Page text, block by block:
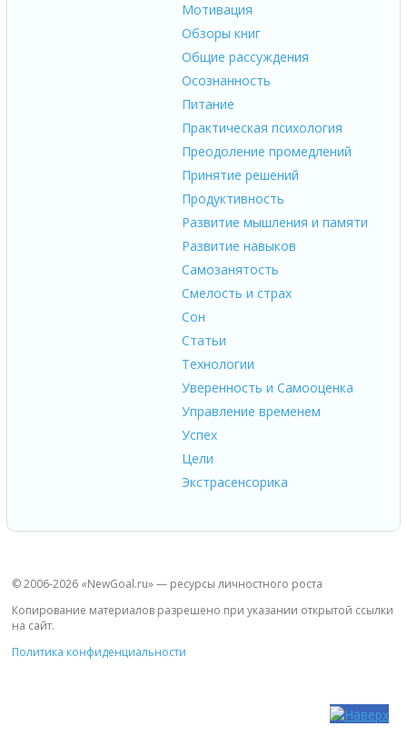
Мотивация
Обзоры книг
Общие рассуждения
Осознанность
Питание
Практическая психология
Преодоление промедлений
Принятие решений
Продуктивность
Развитие мышления и памяти
Развитие навыков
Самозанятость
Смелость и страх
Сон
Статьи
Технологии
Уверенность и Самооценка
Управление временем
Успех
Цели
Экстрасенсорика
© 2006-2026 «NewGoal.ru» — ресурсы личностного роста
Копирование материалов разрешено при указании открытой ссылки
на сайт.
Политика конфиденциальности